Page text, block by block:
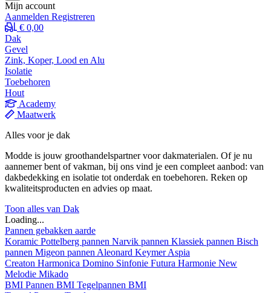
Mijn account
Aanmelden Registreren
€ 0,00
Dak
Gevel
Zink, Koper, Lood en Alu
Isolatie
Toebehoren
Hout
Academy
Maatwerk
Alles voor je dak
Modde is jouw groothandelspartner voor dakmaterialen. Of je nu
aannemer bent of vakman, bij ons vind je een compleet aanbod: van
dakbedekking en isolatie tot onderdak en toebehoren. Reken op
kwaliteitsproducten en advies op maat.
Toon alles van Dak
Loading...
Pannen gebakken aarde
Koramic Pottelberg pannen Narvik pannen Klassiek pannen Bisch
pannen Migeon pannen Aleonard KeymerAspia
Creaton Harmonica Domino Sinfonie Futura Harmonie New
Melodie Mikado
BMI Pannen BMI Tegelpannen BMI